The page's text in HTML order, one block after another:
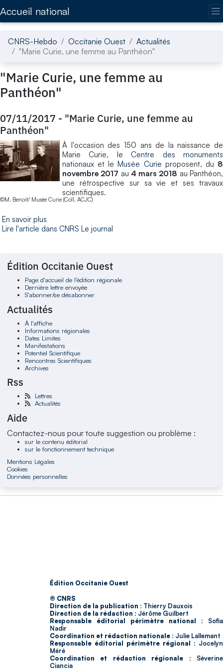
Accueil national
CNRS-Hebdo Occitanie Ouest
Actualités
"Marie Curie, une femme au Panthéon"
"Marie Curie, une femme au
Panthéon"
07/11/2017 - "Marie Curie, une femme au
Panthéon"
À l'occasion des 150 ans de la naissance de
Marie Curie, le Centre des monuments
nationaux et leMusée Curie proposent, du 8
novembre 2017 au 4 mars 2018 au Panthéon,
une rétrospective sur sa vie et ses travaux
scientifiques.
©M. Benoit/ Musée Curie (Coll. ACJC)
En savoir plus
Lire l'article dans CNRS Le journal
Édition Occitanie Ouest
Page d'accueil de l'édition régionale
Dernière lettre envoyée
S'abonner/se désabonner
Actualités
À l'affiche
Informations régionales
Dates Limites
Manifestations
Potentiel Scientifique
Rencontres Scientifiques
Archives
Rss
Lettres
Actualités
Aide
Contactez-nous pour toute suggestion ou problème :
sur le contenu éditorial
sur le fonctionnement technique
Mentions Légales
Cookies
Données personnelles
Édition Occitanie Ouest
© CNRS
Direction de la publication : Thierry Dauxois
Direction de la rédaction : Jérôme Guilbert
Responsable éditorial périmètre national : Sofia
Nadir
Coordination et rédaction nationale : Julie Lallemant
Responsable éditorial périmètre régional : Jocelyn
Méré
Coordination et rédaction régionale : Séverine
Ciancia